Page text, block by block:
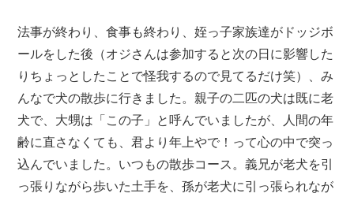
法事が終わり、食事も終わり、姪っ子家族達がドッジボ
ールをした後（オジさんは参加すると次の日に影響した
りちょっとしたことで怪我するので見てるだけ笑）、み
んなで犬の散歩に行きました。親子の二匹の犬は既に老
犬で、大甥は「この子」と呼んでいましたが、人間の年
齢に直さなくても、君より年上やで！って心の中で突っ
込んでいました。いつもの散歩コース。義兄が老犬を引
っ張りながら歩いた土手を、孫が老犬に引っ張られなが